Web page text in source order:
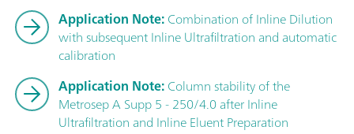
Application Note:Combination of Inline Dilution
with subsequent Inline Ultrafiltration and automatic
calibration
Application Note:Column stability of the
Metrosep A Supp 5 - 250/4.0 after Inline
Ultrafiltration and Inline Eluent Preparation